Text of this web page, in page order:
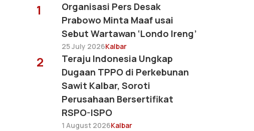
1
Organisasi Pers Desak
Prabowo Minta Maaf usai
Sebut Wartawan ‘Londo Ireng’
25 July 2026Kalbar
2
Teraju Indonesia Ungkap
Dugaan TPPO di Perkebunan
Sawit Kalbar, Soroti
Perusahaan Bersertifikat
RSPO-ISPO
1 August 2026Kalbar